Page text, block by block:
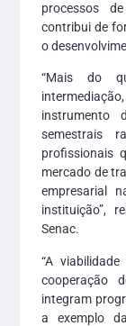
processos
contribui de
o
“Mais do
instrumento
semestrais
profissionais
mercado de
empresarial
instituição”,
Senac.
“A
cooperação
integram
a exemplo